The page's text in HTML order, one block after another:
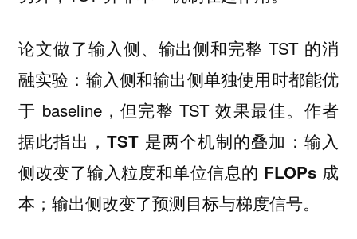
论文做了输入侧、输出侧和完整 TST 的消
融实验：输入侧和输出侧单独使用时都能优
于 baseline，但完整 TST 效果最佳。作者
据此指出，TST 是两个机制的叠加：输入
侧改变了输入粒度和单位信息的 FLOPs 成
本；输出侧改变了预测目标与梯度信号。